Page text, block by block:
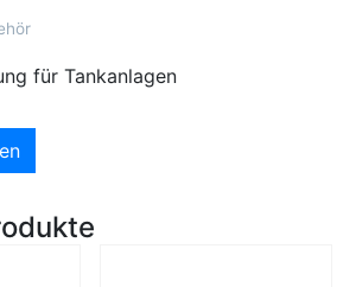
für Tankanlagen